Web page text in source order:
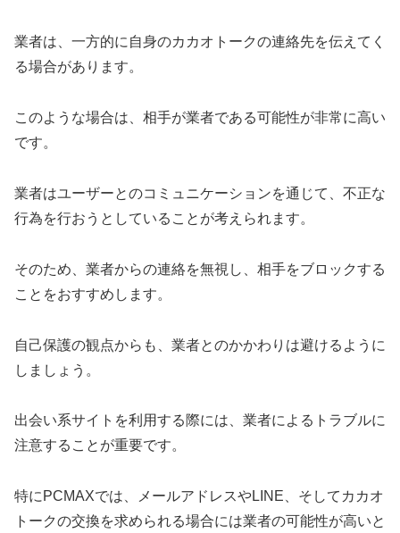
業者は、一方的に自身のカカオトークの連絡先を伝えてく
る場合があります。
このような場合は、相手が業者である可能性が非常に高い
です。
業者はユーザーとのコミュニケーションを通じて、不正な
行為を行おうとしていることが考えられます。
そのため、業者からの連絡を無視し、相手をブロックする
ことをおすすめします。
自己保護の観点からも、業者とのかかわりは避けるように
しましょう。
出会い系サイトを利用する際には、業者によるトラブルに
注意することが重要です。
特にPCMAXでは、メールアドレスやLINE、そしてカカオ
トークの交換を求められる場合には業者の可能性が高いと